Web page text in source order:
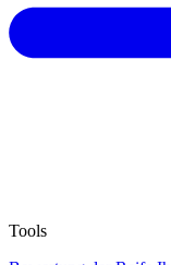
Tools